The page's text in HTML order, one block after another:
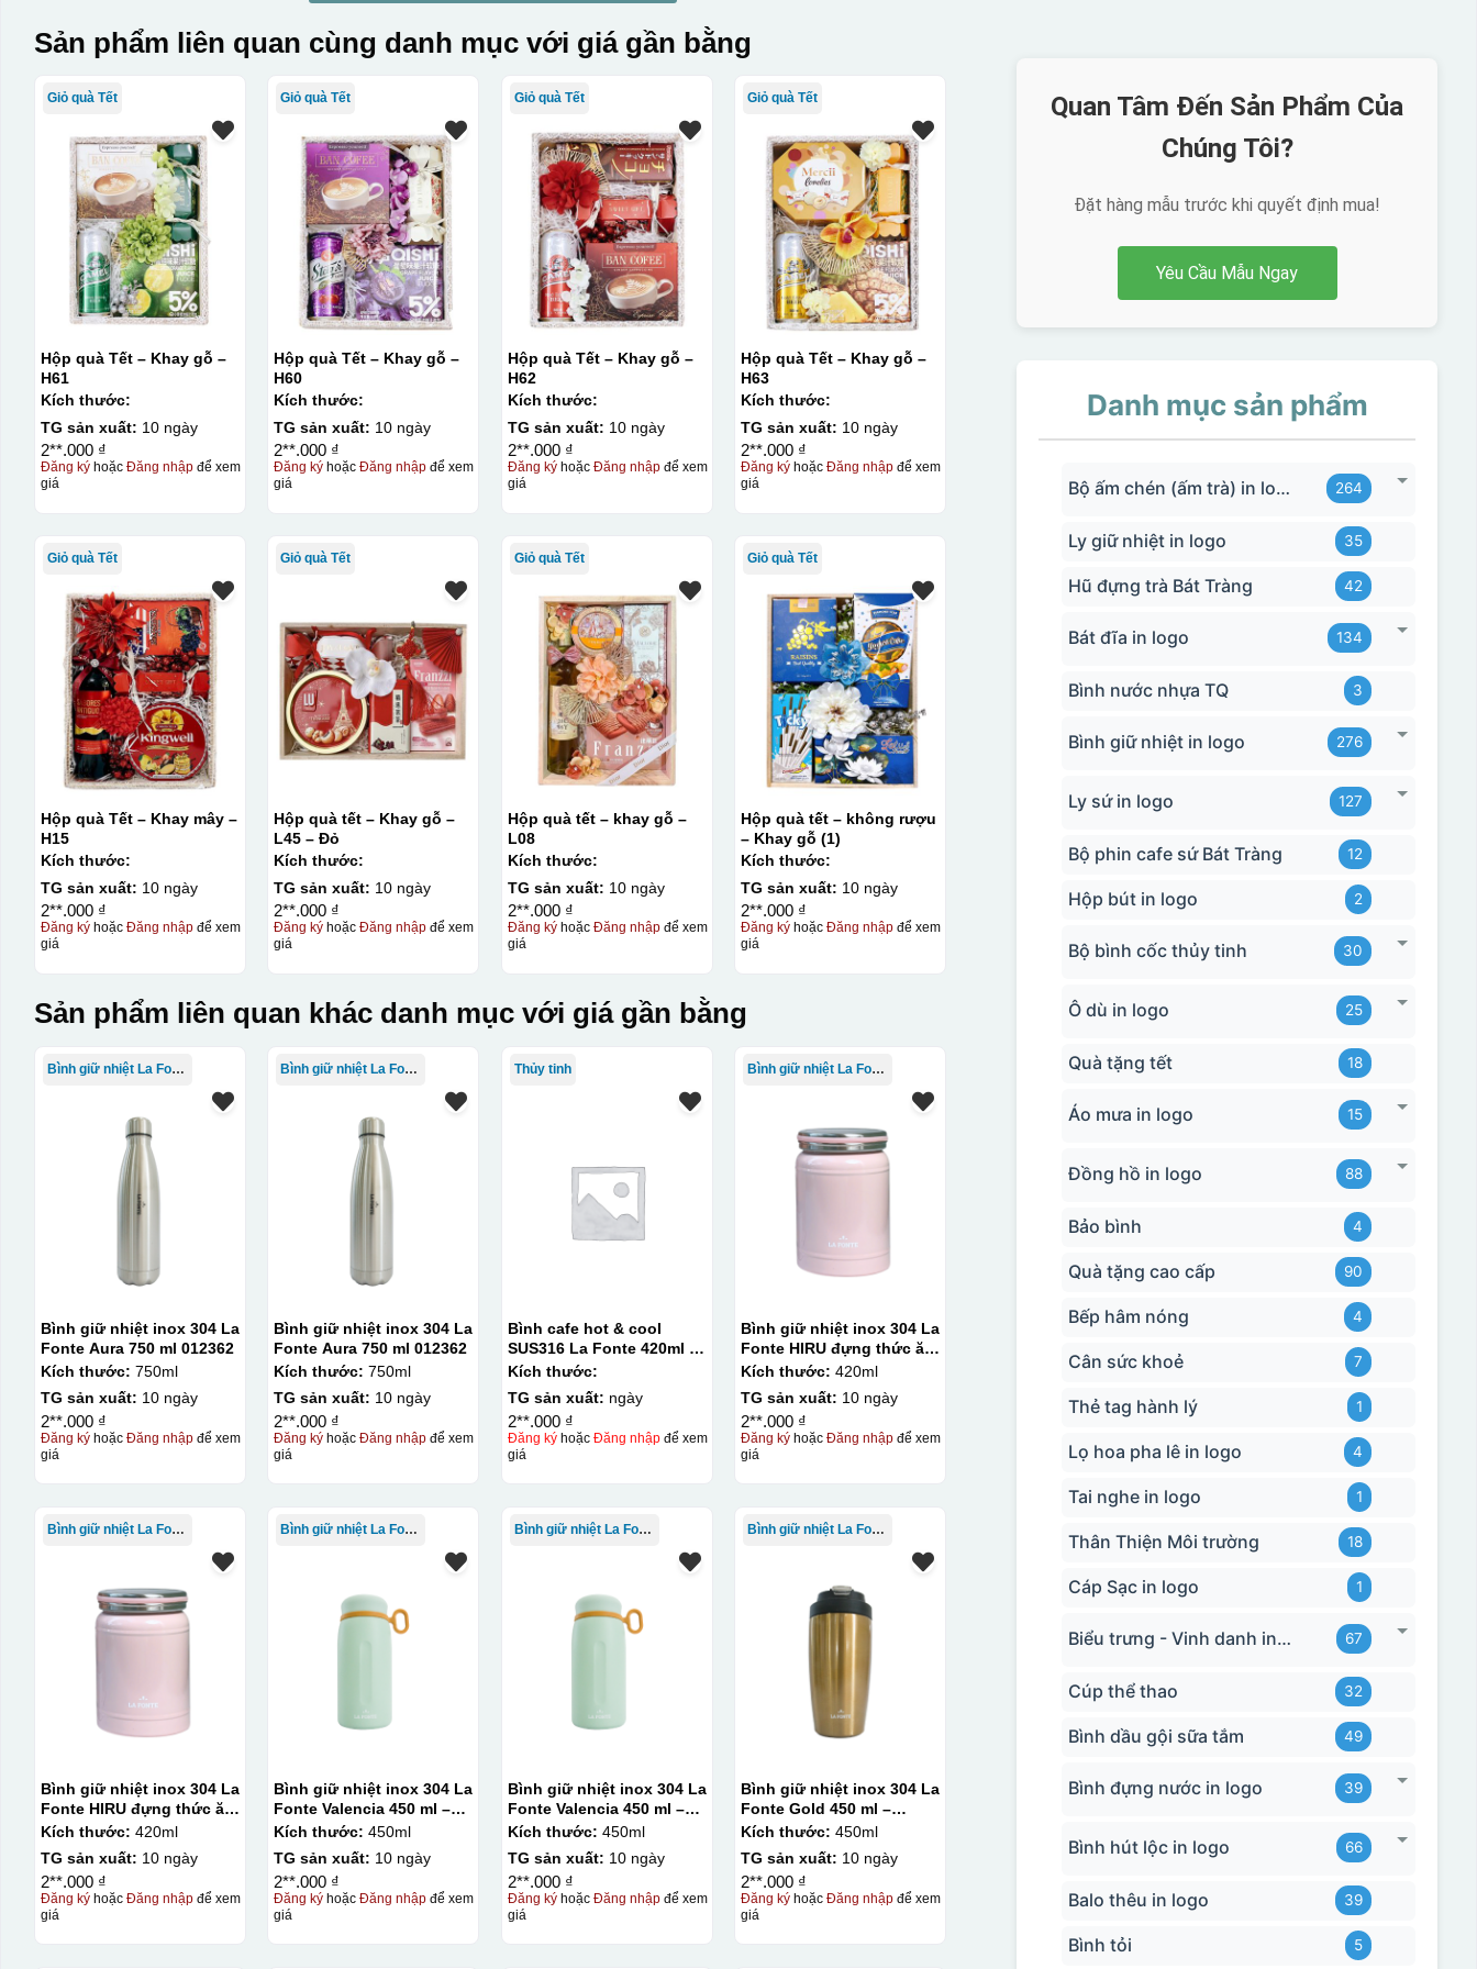
Sản phẩm liên quan cùng danh mục với giá gần bằng
Giỏ quà Tết
Hộp quà Tết – Khay gỗ –
H61
Kích thước:
TG sản xuất: 10 ngày
2**.000 ₫
Đăng kýhoặc Đăng nhậpđể xem
giá
Giỏ quà Tết
Hộp quà Tết – Khay gỗ –
H60
Kích thước:
TG sản xuất: 10 ngày
2**.000 ₫
Đăng ký hoặcĐăng nhập để xem
giá
Giỏ quà Tết
Hộp quà Tết – Khay gỗ –
H62
Kích thước:
TG sản xuất: 10 ngày
2**.000 ₫
Đăng kýhoặc Đăng nhậpđể xem
giá
Giỏ quà Tết
Hộp quà Tết – Khay gỗ –
H63
Kích thước:
TG sản xuất: 10 ngày
2**.000 ₫
Đăng ký hoặcĐăng nhập để xem
giá
Giỏ quà Tết
Hộp quà Tết – Khay mây –
H15
Kích thước:
TG sản xuất: 10 ngày
2**.000 ₫
Đăng kýhoặc Đăng nhậpđể xem
giá
Giỏ quà Tết
Hộp quà tết – Khay gỗ –
L45 – Đỏ
Kích thước:
TG sản xuất: 10 ngày
2**.000 ₫
Đăng ký hoặcĐăng nhập để xem
giá
Giỏ quà Tết
Hộp quà tết – khay gỗ –
L08
Kích thước:
TG sản xuất: 10 ngày
2**.000 ₫
Đăng kýhoặc Đăng nhậpđể xem
giá
Giỏ quà Tết
Hộp quà tết – không rượu
– Khay gỗ (1)
Kích thước:
TG sản xuất: 10 ngày
2**.000 ₫
Đăng ký hoặcĐăng nhập để xem
giá
Sản phẩm liên quan khác danh mục với giá gần bằng
Bình giữ nhiệt La Fonte
Bình giữ nhiệt inox 304 La
Fonte Aura 750 ml 012362
Kích thước: 750ml
TG sản xuất: 10 ngày
2**.000 ₫
Đăng kýhoặc Đăng nhậpđể xem
giá
Bình giữ nhiệt La Fonte
Bình giữ nhiệt inox 304 La
Fonte Aura 750 ml 012362
Kích thước: 750ml
TG sản xuất: 10 ngày
2**.000 ₫
Đăng ký hoặcĐăng nhập để xem
giá
Thủy tinh
Bình cafe hot & cool
SUS316 La Fonte 420ml –
012775
Kích thước:
TG sản xuất: ngày
2**.000 ₫
Đăng kýhoặc Đăng nhậpđể xem
giá
Bình giữ nhiệt La Fonte
Bình giữ nhiệt inox 304 La
Fonte HIRU đựng thức ăn
420 ml – 012348
Kích thước: 420ml
TG sản xuất: 10 ngày
2**.000 ₫
Đăng ký hoặcĐăng nhập để xem
giá
Bình giữ nhiệt La Fonte
Bình giữ nhiệt inox 304 La
Fonte HIRU đựng thức ăn
420 ml – 012348
Kích thước: 420ml
TG sản xuất: 10 ngày
2**.000 ₫
Đăng kýhoặc Đăng nhậpđể xem
giá
Bình giữ nhiệt La Fonte
Bình giữ nhiệt inox 304 La
Fonte Valencia 450 ml –
012355
Kích thước: 450ml
TG sản xuất: 10 ngày
2**.000 ₫
Đăng ký hoặcĐăng nhập để xem
giá
Bình giữ nhiệt La Fonte
Bình giữ nhiệt inox 304 La
Fonte Valencia 450 ml –
012355
Kích thước: 450ml
TG sản xuất: 10 ngày
2**.000 ₫
Đăng kýhoặc Đăng nhậpđể xem
giá
Bình giữ nhiệt La Fonte
Bình giữ nhiệt inox 304 La
Fonte Gold 450 ml –
012331
Kích thước: 450ml
TG sản xuất: 10 ngày
2**.000 ₫
Đăng ký hoặcĐăng nhập để xem
giá
Quan Tâm Đến Sản Phẩm Của
Chúng Tôi?
Đặt hàng mẫu trước khi quyết định mua!
Yêu Cầu Mẫu Ngay
Danh mục sản phẩm
Bộ ấm chén (ấm trà) in logo 264
Ly giữ nhiệt in logo 35
Hũ đựng trà Bát Tràng 42
Bát đĩa in logo 134
Bình nước nhựa TQ 3
Bình giữ nhiệt in logo 276
Ly sứ in logo 127
Bộ phin cafe sứ Bát Tràng 12
Hộp bút in logo 2
Bộ bình cốc thủy tinh 30
Ô dù in logo 25
Quà tặng tết 18
Áo mưa in logo 15
Đồng hồ in logo 88
Bảo bình 4
Quà tặng cao cấp 90
Bếp hâm nóng 4
Cân sức khoẻ 7
Thẻ tag hành lý 1
Lọ hoa pha lê in logo 4
Tai nghe in logo 1
Thân Thiện Môi trường 18
Cáp Sạc in logo 1
Biểu trưng - Vinh danh in logo 67
Cúp thể thao 32
Bình dầu gội sữa tắm 49
Bình đựng nước in logo 39
Bình hút lộc in logo 66
Balo thêu in logo 39
Bình tỏi 5